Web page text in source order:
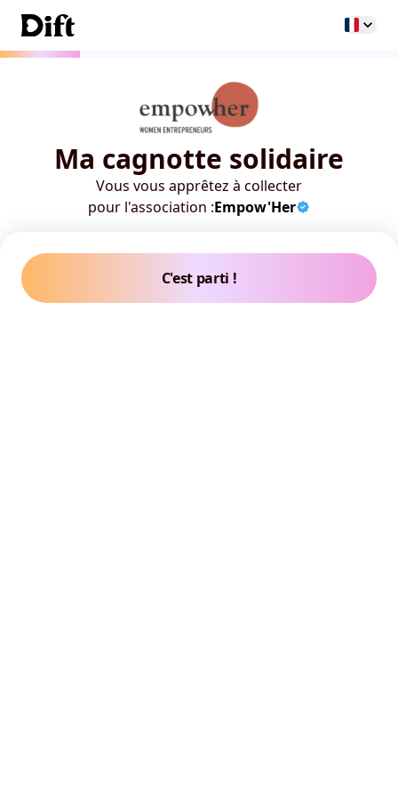
Ma cagnotte solidaire
Vous vous apprêtez à collecter
pour l'association :Empow'Her
C'est parti !